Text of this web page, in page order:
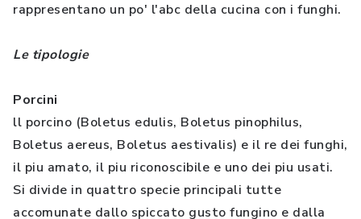
rappresentano un po' l'abc della cucina con i funghi.
Le tipologie
Porcini
ll porcino (Boletus edulis, Boletus pinophilus,
Boletus aereus, Boletus aestivalis) e il re dei funghi,
il piu amato, il piu riconoscibile e uno dei piu usati.
Si divide in quattro specie principali tutte
accomunate dallo spiccato gusto fungino e dalla